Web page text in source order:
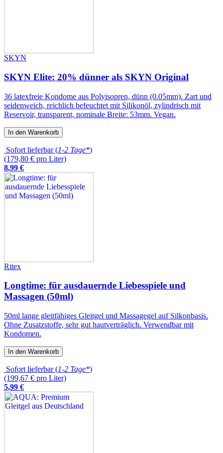
SKYN
SKYN Elite: 20% dünner als SKYN Original
36 latexfreie Kondome aus Polyisopren, dünn (0.05mm). Zart und
seidenweich, reichlich befeuchtet mit Silikonöl, zylindrisch mit
Reservoir, transparent, nominale Breite: 53mm. Vegan.
In den Warenkorb
Sofort lieferbar (1-2 Tage*)
(179,80 € pro Liter)
8,99 €
Ritex
Longtime: für ausdauernde Liebesspiele und
Massagen (50ml)
50ml lange gleitfähiges Gleitgel und Massagegel auf Silkonbasis.
Ohne Zusatzstoffe, sehr gut hautverträglich. Verwendbar mit
Kondomen.
In den Warenkorb
Sofort lieferbar (1-2 Tage*)
(199,67 € pro Liter)
5,99 €